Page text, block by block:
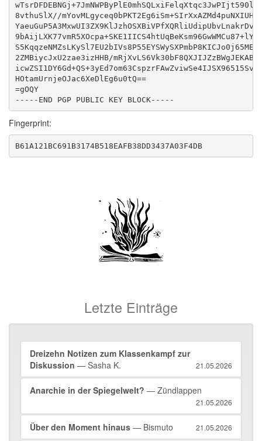
8vthuSlX//
2ZMBiycJxU2zae3izHHB/
HOtamUrnjeOJac6XeDlEg6u0tQ==
=gOQY
Fingerprint:
B61A121BC691B3174B518EAFB38DD3437A03F4DB
Letzte Einträge
Dreizehn Notizen zum Klassenkampf zur
Diskussion — Sasha K. 21.05.2026
Anarchie in der Spiegelwelt? — Zündlappen
21.05.2026
Über den Moment hinaus — Bismuto 21.05.2026